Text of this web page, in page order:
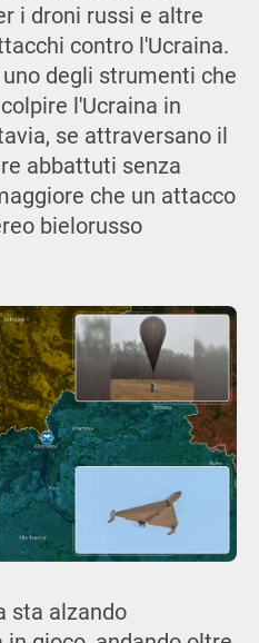
i droni russi e altre
contro l'Ucraina.
degli strumenti che
l'Ucraina in
se attraversano il
abbattuti senza
che un attacco
bielorusso
sta alzando